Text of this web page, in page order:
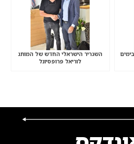
השגריר הישראלי החדש של המותג
לוריאל פרופסיונל